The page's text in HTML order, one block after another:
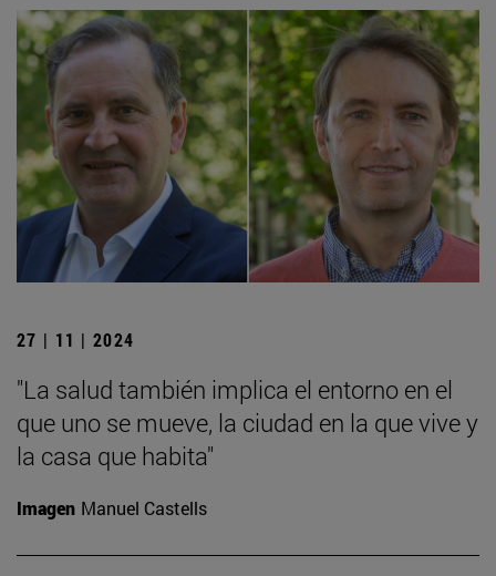
27 | 11 | 2024
"La salud también implica el entorno en el
que uno se mueve, la ciudad en la que vive y
la casa que habita"
Imagen Manuel Castells